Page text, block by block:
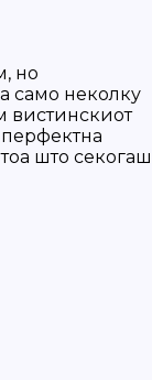
но
само неколку
вистинскиот
што секогаш